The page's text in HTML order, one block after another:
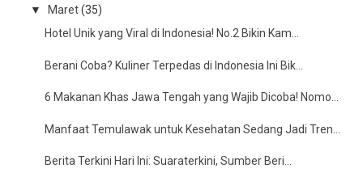
▼ Maret(35)
Hotel Unik yang Viral di Indonesia! No.2 Bikin Kam...
Berani Coba? Kuliner Terpedas di Indonesia Ini Bik...
6 Makanan Khas Jawa Tengah yang Wajib Dicoba! Nomo...
Manfaat Temulawak untuk Kesehatan Sedang Jadi Tren...
Berita Terkini Hari Ini: Suaraterkini, Sumber Beri...